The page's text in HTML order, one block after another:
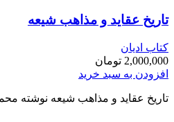
تاریخ عقاید و مذاهب شیعه
کتاب ادیان
2,000,000 تومان
افزودن به سبد خرید
تاریخ عقاید و مذاهب شیعه نوشته